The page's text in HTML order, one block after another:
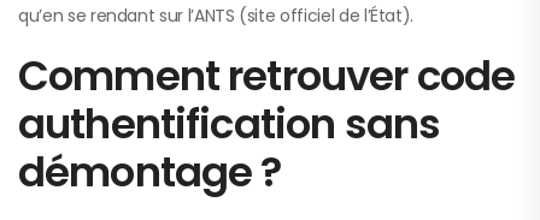
qu’en se rendant sur l’ANTS (site officiel de l’État).
Comment retrouver code
authentification sans
démontage ?